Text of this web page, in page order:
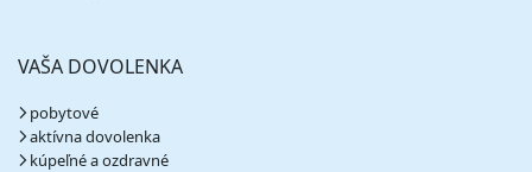
VAŠA DOVOLENKA
pobytové
aktívna dovolenka
kúpeľné a ozdravné